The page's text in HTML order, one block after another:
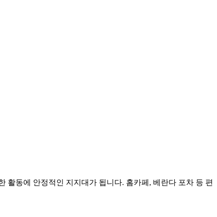
활동에 안정적인 지지대가 됩니다. 홈카페, 베란다 포차 등 편